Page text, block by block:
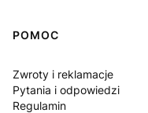
Linki w stopce
POMOC
Zwroty i reklamacje
Pytania i odpowiedzi
Regulamin